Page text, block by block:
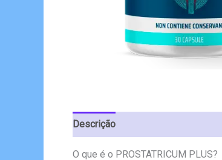
Descrição
O que é o PROSTATRICUM PLUS?